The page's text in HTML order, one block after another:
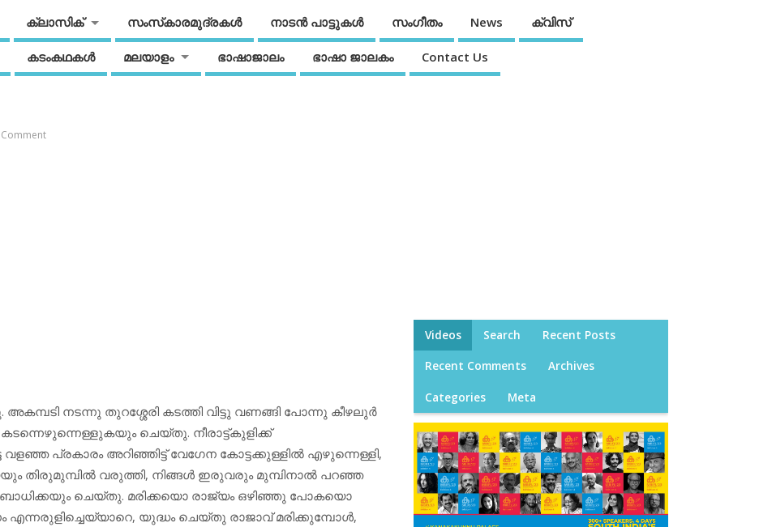
ക്ലാസിക് സംസ്‌കാരമുദ്രകള്‍ നാടന്‍ പാട്ടുകള്‍ സംഗീതം News ക്വിസ്
കടംകഥകള്‍ മലയാളം ഭാഷാജാലം ഭാഷാ ജാലകം Contact Us
നടന്നു തുറശ്ശേരി കടത്തി വിട്ടു വണങ്ങി പോന്നു കീഴലുർ
കടന്നെഴുന്നെള്ളുകയും ചെയ്തു. നീരാട്ട്കുളിക്ക്
പ്രകാരം അറിഞ്ഞിട്ട് വേഗേന കോട്ടക്കുള്ളിൽ എഴുന്നെള്ളി,
തിരുമുമ്പിൽ വരുത്തി, നിങ്ങൾ ഇരുവരും മുമ്പിനാൽ പറഞ്ഞ
ചെയ്തു. മരിക്കയൊ രാജ്യം ഒഴിഞ്ഞു പോകയൊ
എന്നരുളിച്ചെയ്യാറെ, യുദ്ധം ചെയ്തു രാജാവ് മരിക്കുമ്പോൾ,
Videos Search Recent Posts
Recent Comments Archives
Categories Meta